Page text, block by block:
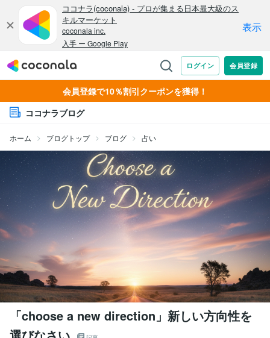
会員登録で10％割引クーポンを獲得！
ココナラブログ
ホーム ブログトップ ブログ 占い
「choose a new direction」新しい方向性を